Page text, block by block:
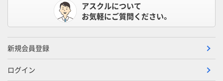
アスクルについて
お気軽にご質問ください。
新規会員登録
ログイン